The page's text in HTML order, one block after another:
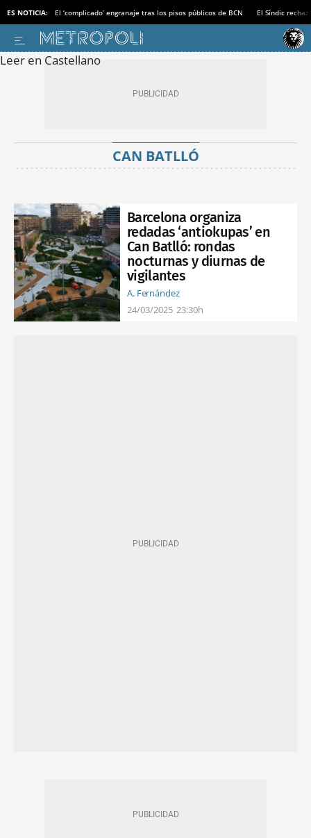
ES NOTICIA: El ‘complicado’ engranaje tras los pisos públicos de BCN El Síndic
Leer en Castellano
CAN BATLLÓ
Barcelona organiza
redadas ‘antiokupas’ en
Can Batlló: rondas
nocturnas y diurnas de
vigilantes
A. Fernández
24/03/2025 23:30h